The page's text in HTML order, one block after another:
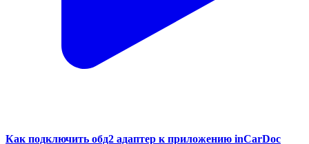
Как подключить обд2 адаптер к приложению inCarDoc